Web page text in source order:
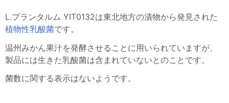
L.プランタルム YIT0132は東北地方の漬物から発見された
植物性乳酸菌です。
温州みかん果汁を発酵させることに用いられていますが、
製品には生きた乳酸菌は含まれていないとのことです。
菌数に関する表示はないようです。